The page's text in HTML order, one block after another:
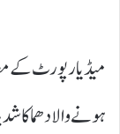
ہونے والا دھماکا